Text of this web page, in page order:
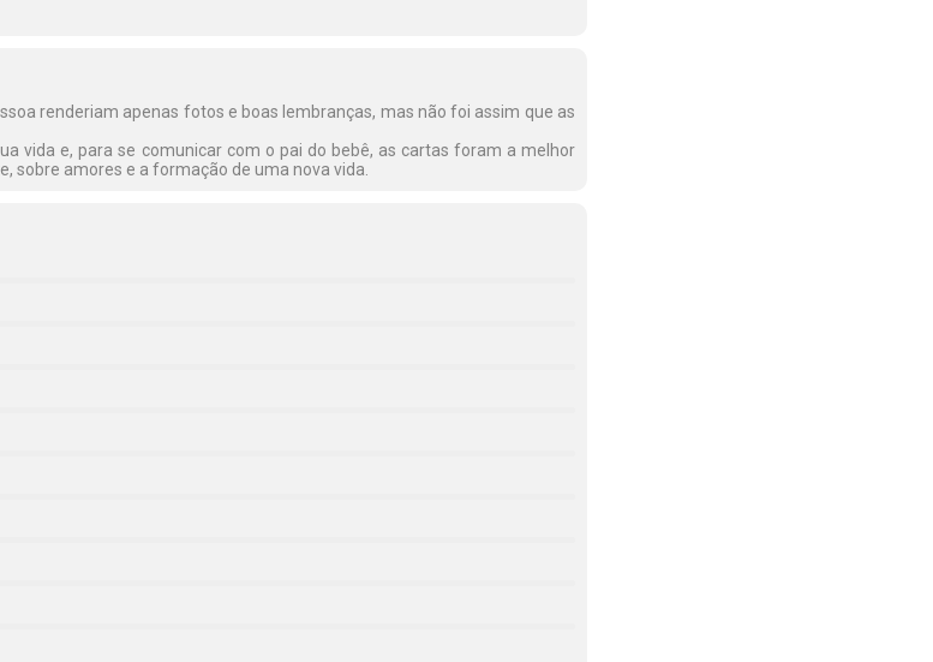
renderiam apenas fotos e boas lembranças, mas não foi assim que as
vida e, para se comunicar com o pai do bebê, as cartas foram a melhor
sobre amores e a formação de uma nova vida.